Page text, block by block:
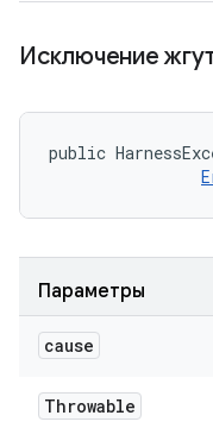
Исключение
public
Параметры
cause
Throwable